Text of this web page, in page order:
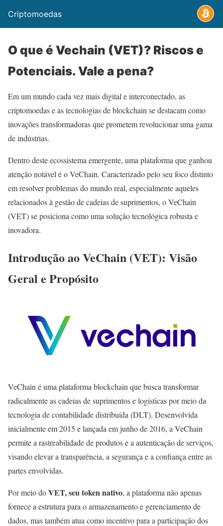
Criptomoedas
O que é Vechain (VET)? Riscos e
Potenciais. Vale a pena?
Em um mundo cada vez mais digital e interconectado, as
criptomoedas e as tecnologias de blockchain se destacam como
inovações transformadoras que prometem revolucionar uma gama
de indústrias.
Dentro deste ecossistema emergente, uma plataforma que ganhou
atenção notável é o VeChain. Caracterizado pelo seu foco distinto
em resolver problemas do mundo real, especialmente aqueles
relacionados à gestão de cadeias de suprimentos, o VeChain
(VET) se posiciona como uma solução tecnológica robusta e
inovadora.
Introdução ao VeChain (VET): Visão
Geral e Propósito
VeChain é uma plataforma blockchain que busca transformar
radicalmente as cadeias de suprimentos e logísticas por meio da
tecnologia de contabilidade distribuída (DLT). Desenvolvida
inicialmente em 2015 e lançada em junho de 2016, a VeChain
permite a rastreabilidade de produtos e a autenticação de serviços,
visando elevar a transparência, a segurança e a confiança entre as
partes envolvidas.
Por meio doVET, seu token nativo, a plataforma não apenas
fornece a estrutura para o armazenamento e gerenciamento de
dados, mas também atua como incentivo para a participação dos